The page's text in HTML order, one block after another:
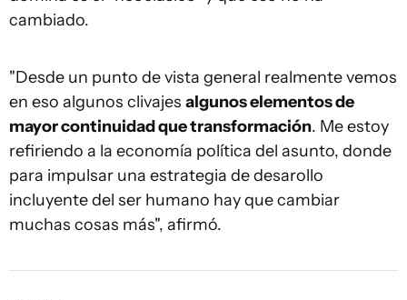
cambiado.
"Desde un punto de vista general realmente vemos
en eso algunos clivajes algunos elementos de
mayor continuidad que transformación. Me estoy
refiriendo a la economía política del asunto, donde
para impulsar una estrategia de desarollo
incluyente del ser humano hay que cambiar
muchas cosas más", afirmó.